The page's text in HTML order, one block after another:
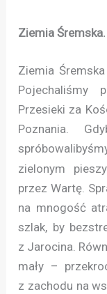
Ziemia
Ziemia
Pojechaliśmy
Przesieki za
Poznania.
zielonym
przez Wartę.
na mnogość
szlak, by
z Jarocina.
mały –
z zachodu na